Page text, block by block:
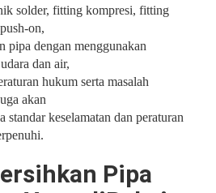
solder, fitting kompresi, fitting
on,
pipa dengan menggunakan
dan air,
hukum serta masalah
akan
standar keselamatan dan peraturan
Pipa